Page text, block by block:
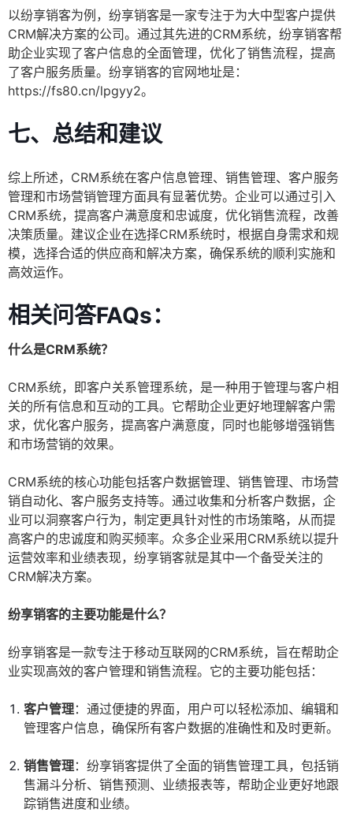
以纷享销客为例，纷享销客是一家专注于为大中型客户提供
CRM解决方案的公司。通过其先进的CRM系统，纷享销客帮
助企业实现了客户信息的全面管理，优化了销售流程，提高
了客户服务质量。纷享销客的官网地址是：
https://fs80.cn/lpgyy2。
七、总结和建议
综上所述，CRM系统在客户信息管理、销售管理、客户服务
管理和市场营销管理方面具有显著优势。企业可以通过引入
CRM系统，提高客户满意度和忠诚度，优化销售流程，改善
决策质量。建议企业在选择CRM系统时，根据自身需求和规
模，选择合适的供应商和解决方案，确保系统的顺利实施和
高效运作。
相关问答FAQs：
什么是CRM系统？
CRM系统，即客户关系管理系统，是一种用于管理与客户相
关的所有信息和互动的工具。它帮助企业更好地理解客户需
求，优化客户服务，提高客户满意度，同时也能够增强销售
和市场营销的效果。
CRM系统的核心功能包括客户数据管理、销售管理、市场营
销自动化、客户服务支持等。通过收集和分析客户数据，企
业可以洞察客户行为，制定更具针对性的市场策略，从而提
高客户的忠诚度和购买频率。众多企业采用CRM系统以提升
运营效率和业绩表现，纷享销客就是其中一个备受关注的
CRM解决方案。
纷享销客的主要功能是什么？
纷享销客是一款专注于移动互联网的CRM系统，旨在帮助企
业实现高效的客户管理和销售流程。它的主要功能包括：
客户管理：通过便捷的界面，用户可以轻松添加、编辑和
管理客户信息，确保所有客户数据的准确性和及时更新。
销售管理：纷享销客提供了全面的销售管理工具，包括销
售漏斗分析、销售预测、业绩报表等，帮助企业更好地跟
踪销售进度和业绩。